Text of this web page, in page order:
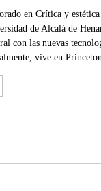
en Crítica y
de Alcalá de
con las nuevas
vive en